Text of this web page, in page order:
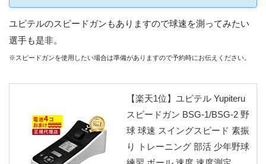
1ヶ月でも投球フォームが大き
ユピテルのスピードガンもありますので球速を測ってみたい
選手も是非。
※スピードガンを使用したい場合は準備がありますので予約時にお伝えください。
【楽天1位】ユピテル Yupiteru
スピードガン BSG-1/BSG-2 野
球 球速 スイングスピード 素振
り トレーニング 部活 少年野球